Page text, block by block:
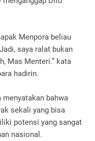
Menpora beliau
saya ralat bukan
Mas Menteri.” kata
hadirin.
bahwa
sekali yang bisa
potensi yang sangat
nasional.